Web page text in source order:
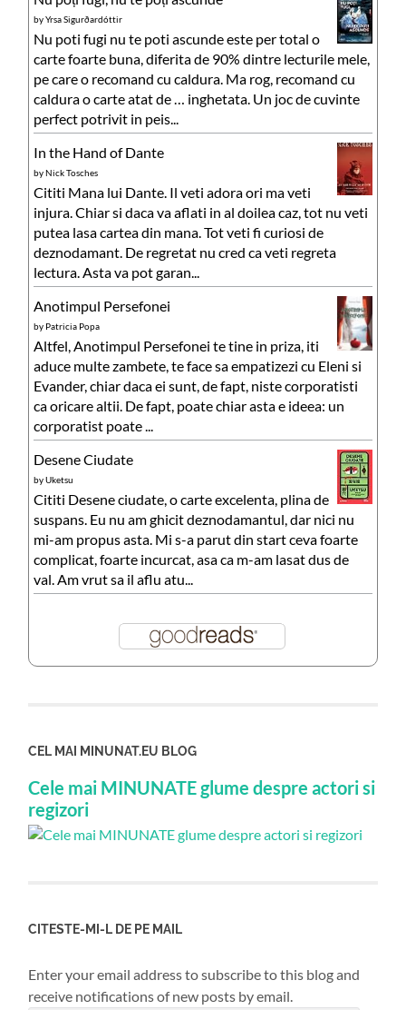
byYrsa Sigurðardóttir
Nu poti fugi nu te poti ascunde este per total o
carte foarte buna, diferita de 90% dintre lecturile mele,
pe care o recomand cu caldura. Ma rog, recomand cu
caldura o carte atat de … inghetata. Un joc de cuvinte
perfect potrivit in peis...
In the Hand of Dante
byNick Tosches
Cititi Mana lui Dante. Il veti adora ori ma veti
injura. Chiar si daca va aflati in al doilea caz, tot nu veti
putea lasa cartea din mana. Tot veti fi curiosi de
deznodamant. De regretat nu cred ca veti regreta
lectura. Asta va pot garan...
Anotimpul Persefonei
by Patricia Popa
Altfel, Anotimpul Persefonei te tine in priza, iti
aduce multe zambete, te face sa empatizezi cu Eleni si
Evander, chiar daca ei sunt, de fapt, niste corporatisti
ca oricare altii. De fapt, poate chiar asta e ideea: un
corporatist poate ...
Desene Ciudate
byUketsu
Cititi Desene ciudate, o carte excelenta, plina de
suspans. Eu nu am ghicit deznodamantul, dar nici nu
mi-am propus asta. Mi s-a parut din start ceva foarte
complicat, foarte incurcat, asa ca m-am lasat dus de
val. Am vrut sa il aflu atu...
CEL MAI MINUNAT.EU BLOG
Cele mai MINUNATE glume despre actori si
regizori
CITESTE-MI-L DE PE MAIL
Enter your email address to subscribe to this blog and
receive notifications of new posts by email.